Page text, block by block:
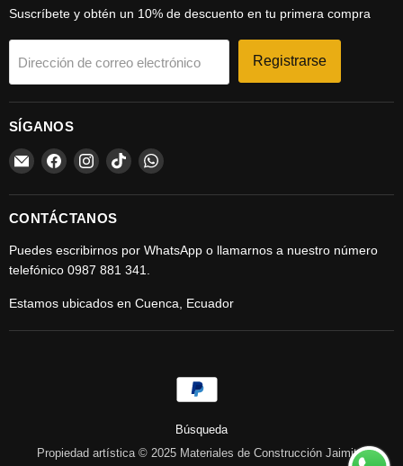
Suscríbete y obtén un 10% de descuento en tu primera compra
Dirección de correo electrónico Registrarse
SÍGANOS
Encuéntrenos
Correo
electrónico
Encuéntrenos
Facebook
Encuéntrenos
Instagram
Encuéntrenos
TikTok
Encuéntrenos
WhatsApp
CONTÁCTANOS
Puedes escribirnos por WhatsApp o llamarnos a nuestro número
telefónico 0987 881 341.
Estamos ubicados en Cuenca, Ecuador
Búsqueda
Propiedad artística © 2025 Materiales de Construcción Jaimito.